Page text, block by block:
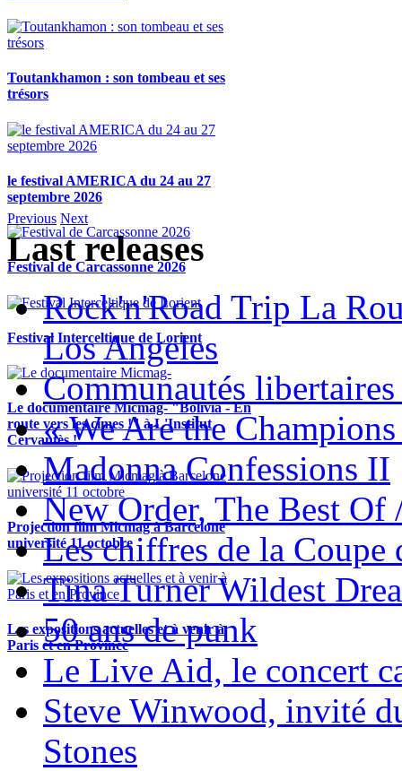
Toutankhamon : son tombeau et ses
trésors
le festival AMERICA du 24 au 27
septembre 2026
Festival de Carcassonne 2026
Festival Interceltique de Lorient
Le documentaire Micmag- "Bolivia - En
route vers les cimes !" à L'Institut
Cervantès !
Projection film Micmag à Barcelone
université 11 octobre
Les expositions actuelles et à venir à
Paris et en Province
Previous Next
Last releases
Rock'n'Road Trip La
Los Angeles
Communautés libertaires
« We Are the
Madonna Confessions II
New Order, The Best Of
Les chiffres de la Coupe
Tina Turner Wildest
50 ans de punk
Le Live Aid, le concert
Steve Winwood, invité
Stones